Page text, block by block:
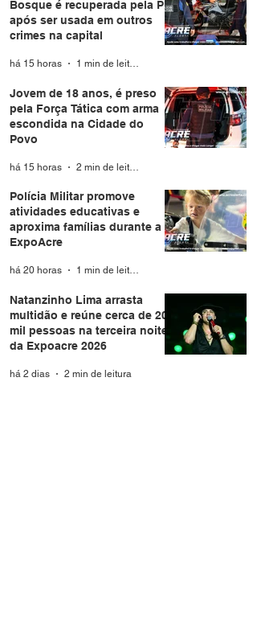
Bosque é recuperada pela PM
após ser usada em outros
crimes na capital
há 15 horas 1 min de leitura
Jovem de 18 anos, é preso
pela Força Tática com arma
escondida na Cidade do
Povo
há 15 horas 2 min de leitura
Polícia Militar promove
atividades educativas e
aproxima famílias durante a
ExpoAcre
há 20 horas 1 min de leitura
Natanzinho Lima arrasta
multidão e reúne cerca de 20
mil pessoas na terceira noite
da Expoacre 2026
há 2 dias 2 min de leitura